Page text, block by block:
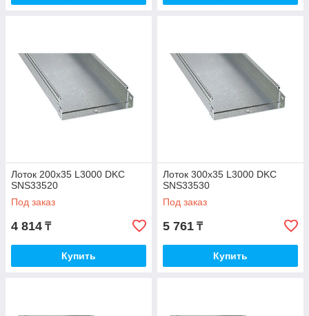
Лоток 200х35 L3000 DKC
SNS33520
Под заказ
4 814 ₸
Купить
Лоток 300х35 L3000 DKC
SNS33530
Под заказ
5 761 ₸
Купить